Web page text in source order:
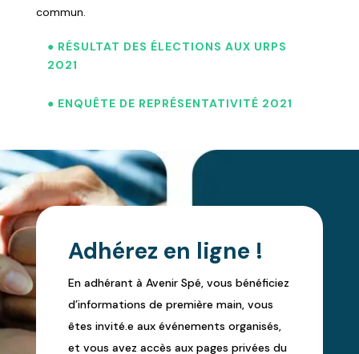
commun.
● RÉSULTAT DES ÉLECTIONS AUX URPS
2021
● ENQUÊTE DE REPRÉSENTATIVITÉ 2021
Adhérez en ligne !
En adhérant à Avenir Spé, vous bénéficiez
d’informations de première main, vous
êtes invité.e aux événements organisés,
et vous avez accès aux pages privées du